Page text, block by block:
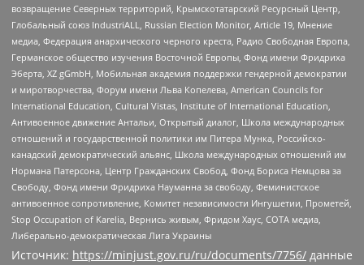
возвращение Северных территорий, Крымскотатарский Ресурсный Центр,
Глобальный союз IndustriALL, Russian Election Monitor, Article 19, Мнение
медиа, Федерация анархического черного креста, Радио Свободная Европа,
Германское общество изучения Восточной Европы, Фонд имени Фридриха
Эберта, XZ gGmbH, Мобильная академия поддержки гендерной демократии
и миротворчества, Форум имени Льва Копелева, American Councils for
International Education, Cultural Vistas, Institute of International Education,
Антивоенное движение Антальи, Открытый диалог, Школа международных
отношений и государственной политики им Питера Мунка, Российско-
канадский демократический альянс, Школа международных отношений им
Нормана Патерсона, Центр Гражданских Свобод, Фонд Бориса Немцова за
Свободу, Фонд имени Фридриха Науманна за свободу, Феминистское
антивоенное сопротивление, Комитет независимости Ингушетии, Прометей,
Stop Occupation of Karelia, Вернись живым, Фридом Хаус, СОТА медиа,
Либерально-демократическая Лига Украины
Источник: https://minjust.gov.ru/ru/documents/7756/ данные